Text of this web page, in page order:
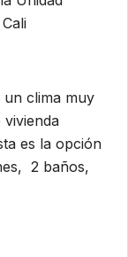
clima muy
vivienda
es la opción
2 baños,